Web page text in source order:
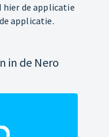
hier de applicatie
applicatie.
in de Nero